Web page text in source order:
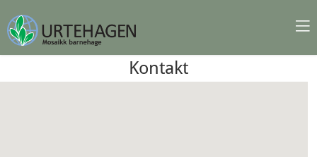
Kontakt